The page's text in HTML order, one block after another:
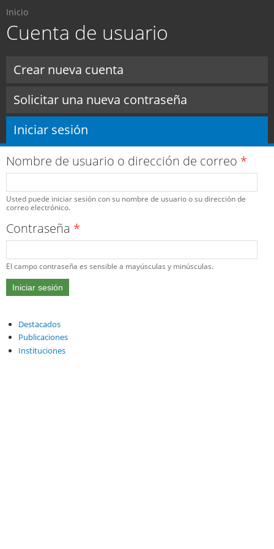
principal
Usted está aquí
Inicio
Cuenta de usuario
Crear nueva cuenta
Solicitar una nueva contraseña
Iniciar sesión
Nombre de usuario o dirección de correo *
Usted puede iniciar sesión con su nombre de usuario o su dirección de
correo electrónico.
Contraseña *
El campo contraseña es sensible a mayúsculas y minúsculas.
Destacados
Publicaciones
Instituciones